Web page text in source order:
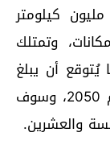
فإفريقيا التي تمتد على مساحة 30 مليون كيلومتر
وتمتلك
أن يبلغ
تعداد سكانها مليارين ونصفاً بحلول عام 2050، وسوف
والعشرين.